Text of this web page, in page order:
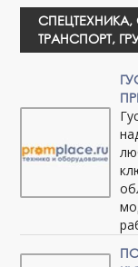
СПЕЦТЕХНИКА,
ТРАНСПОРТ,